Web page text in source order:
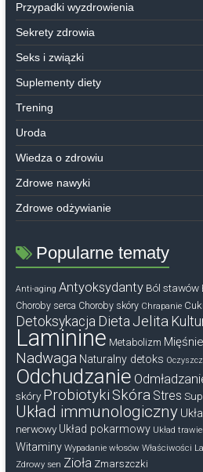
Przypadki wyzdrowienia
Sekrety zdrowia
Seks i związki
Suplementy diety
Trening
Uroda
Wiedza o zdrowiu
Zdrowe nawyki
Zdrowe odżywianie
Popularne tematy
Anti-aging Antyoksydanty Ból stawów
Choroby serca Choroby skóry Chrapanie
Detoksykacja Dieta Jelita
Laminine Metabolizm Mięśnie
Nadwaga Naturalny detoks
Odchudzanie
skóry Probiotyki Skóra Stres
Układ immunologiczny
nerwowy Układ pokarmowy Układ
Witaminy Wypadanie włosów Właściwości
Zdrowy sen Zioła Zmarszczki